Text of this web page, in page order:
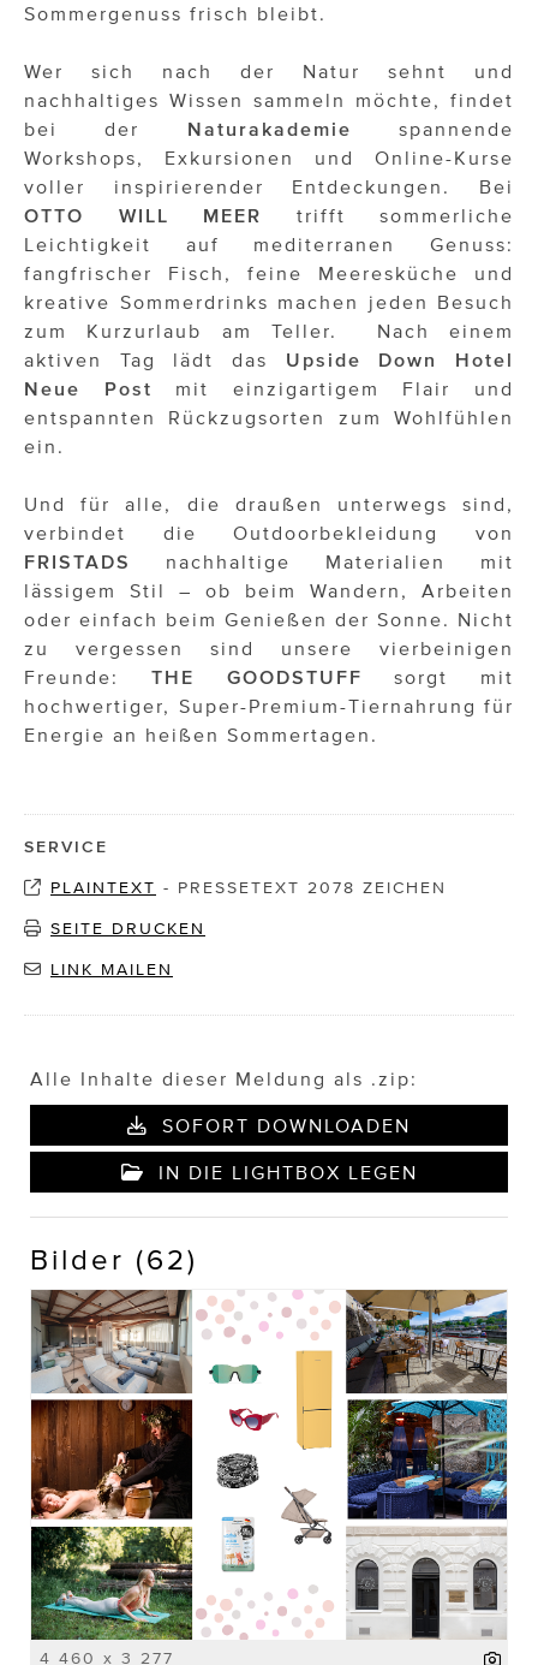
VieSFF – Vienna Spanish Film Festival
PRESS CONTACT
Sommergenuss frisch bleibt.
Wer sich nach der Natur sehnt und
nachhaltiges Wissen sammeln möchte, findet
bei der Naturakademie spannende
Workshops, Exkursionen und Online-Kurse
voller inspirierender Entdeckungen. Bei
OTTO WILL MEER
trifft sommerliche
Leichtigkeit auf mediterranen Genuss:
fangfrischer Fisch, feine Meeresküche und
kreative Sommerdrinks machen jeden Besuch
zum Kurzurlaub am Teller. Nach einem
aktiven Tag lädt das Upside Down Hotel
Neue Post mit einzigartigem Flair und
entspannten Rückzugsorten zum Wohlfühlen
ein.
Und für alle, die draußen unterwegs sind,
verbindet die Outdoorbekleidung von
FRISTADS
nachhaltige Materialien mit
lässigem Stil – ob beim Wandern, Arbeiten
oder einfach beim Genießen der Sonne. Nicht
zu vergessen sind unsere vierbeinigen
Freunde: THE GOODSTUFF sorgt mit
hochwertiger, Super-Premium-Tiernahrung für
Energie an heißen Sommertagen.
SERVICE
PLAINTEXT - PRESSETEXT 2078 ZEICHEN
SEITE DRUCKEN
LINK MAILEN
Alle Inhalte dieser Meldung als .zip:
SOFORT DOWNLOADEN
IN DIE LIGHTBOX LEGEN
Bilder (62)
4 460 x 3 277